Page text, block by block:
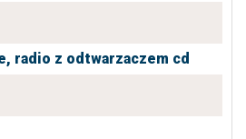
radio z odtwarzaczem cd